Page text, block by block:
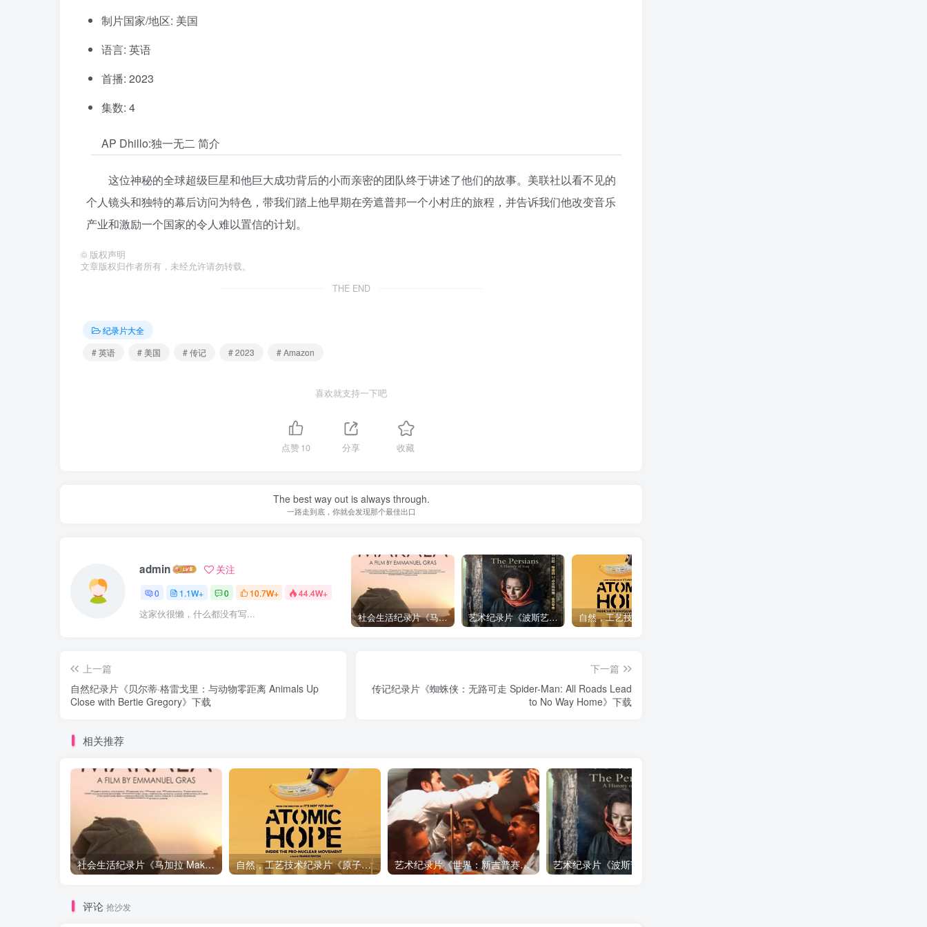
制片国家/地区: 美国
语言: 英语
首播: 2023
集数: 4
AP Dhillo:独一无二 简介
这位神秘的全球超级巨星和他巨大成功背后的小而亲密的团队终于讲述了他们的故事。美联社以看不见的
个人镜头和独特的幕后访问为特色，带我们踏上他早期在旁遮普邦一个小村庄的旅程，并告诉我们他改变音乐
产业和激励一个国家的令人难以置信的计划。
© 版权声明
文章版权归作者所有，未经允许请勿转载。
THE END
纪录片大全
# 英语
# 美国 # 传记 # 2023 # Amazon
喜欢就支持一下吧
点赞10 分享 收藏
The best way out is always through.
一路走到底，你就会发现那个最佳出口
admin 关注
0 1.1W+ 0 10.7W+ 44.4W+
这家伙很懒，什么都没有写... 社会生活纪录片《马加拉 Makala》下载 艺术纪录片《波斯艺术 Art of Persia》下载
上一篇
自然纪录片《贝尔蒂·格雷戈里：与动物零距离 Animals Up
Close with Bertie Gregory》下载
下一篇
传记纪录片《蜘蛛侠：无路可走 Spider-Man: All Roads Lead
to No Way Home》下载
相关推荐
社会生活纪录片《马加拉 Makala》下载 自然，工艺技术纪录片《原子能的希望 Atomic Hope – Inside the Pro-Nuclear Movement》下载 艺术纪录片《世界：新吉普赛之王 This World: The New Gypsy Kings》下载
评论 抢沙发